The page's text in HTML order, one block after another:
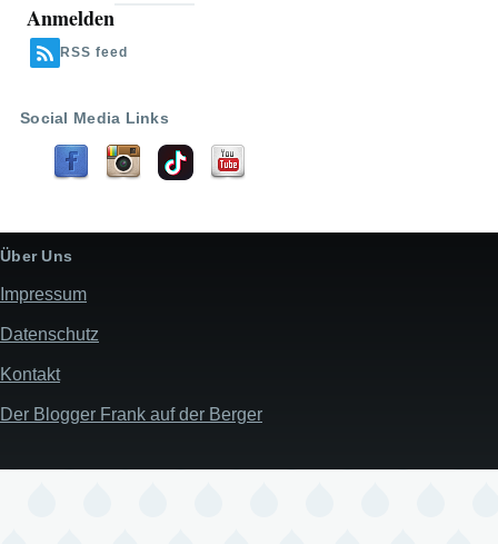
Benutzermenü
Anmelden
RSS feed
Social Media Links
Über Uns
Impressum
Datenschutz
Kontakt
Der Blogger Frank auf der Berger